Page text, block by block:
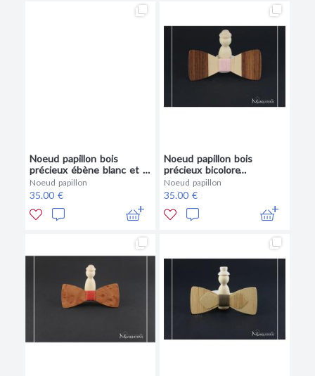
Noeud papillon bois
précieux ébène blanc et fil
orangé
Noeud papillon
35.00 €
Noeud papillon bois
précieux bicolore
palissandre et érable rose
Noeud papillon
35.00 €